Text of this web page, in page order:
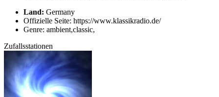
Land: Germany
Offizielle Seite: https://www.klassikradio.de/
Genre: ambient,classic,
Zufallsstationen